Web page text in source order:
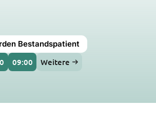
Bestandspatient
09:00 Weitere